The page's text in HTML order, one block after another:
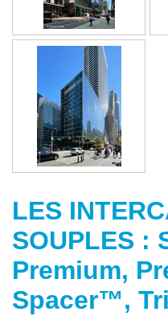
LES
SOUPLES :
Premium,
Spacer™,